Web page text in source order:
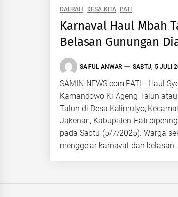
DAERAH DESA KITA PATI
Karnaval Haul Mbah
Belasan Gunungan
SAIFUL ANWAR SABTU, 5 JULI
SAMIN-NEWS.com,PATI - Haul
Kamandowo Ki Ageng Talun
Talun di Desa Kalimulyo,
Jakenan, Kabupaten Pati
pada Sabtu (5/7/2025). Warga
menggelar karnaval dan